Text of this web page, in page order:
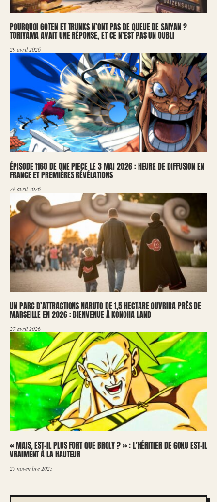
POURQUOI GOTEN ET TRUNKS N’ONT PAS DE QUEUE DE SAIYAN ?
TORIYAMA AVAIT UNE RÉPONSE, ET CE N’EST PAS UN OUBLI
29 avril 2026
ÉPISODE 1160 DE ONE PIECE LE 3 MAI 2026 : HEURE DE DIFFUSION EN
FRANCE ET PREMIÈRES RÉVÉLATIONS
28 avril 2026
UN PARC D’ATTRACTIONS NARUTO DE 1,5 HECTARE OUVRIRA PRÈS DE
MARSEILLE EN 2026 : BIENVENUE À KONOHA LAND
27 avril 2026
« MAIS, EST-IL PLUS FORT QUE BROLY ? » : L’HÉRITIER DE GOKU EST-IL
VRAIMENT À LA HAUTEUR
27 novembre 2025